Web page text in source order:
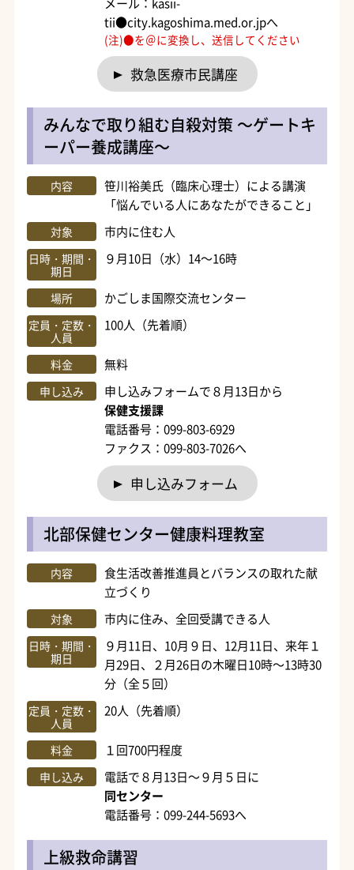
tii●city.kagoshima.med.or.jpへ
(注)●を＠に変換し、送信してください
救急医療市民講座
みんなで取り組む自殺対策 ～ゲートキ
ーパー養成講座～
内容
笹川裕美氏（臨床心理士）による講演
「悩んでいる人にあなたができること」
対象 市内に住む人
日時・期間・
期日
９月10日（水）14～16時
場所 かごしま国際交流センター
定員・定数・
人員
100人（先着順）
料金 無料
申し込み
申し込みフォームで８月13日から
保健支援課
電話番号：099-803-6929
ファクス：099-803-7026へ
申し込みフォーム
北部保健センター健康料理教室
内容
食生活改善推進員とバランスの取れた献
立づくり
対象 市内に住み、全回受講できる人
日時・期間・
期日
９月11日、10月９日、12月11日、来年１
月29日、２月26日の木曜日10時～13時30
分（全５回）
定員・定数・
人員
20人（先着順）
料金 １回700円程度
申し込み
電話で８月13日～９月５日に
同センター
電話番号：099-244-5693へ
上級救命講習